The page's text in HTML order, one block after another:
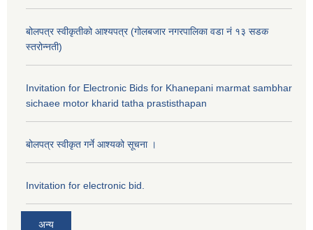
बोलपत्र स्वीकृतीको आश्यपत्र (गोलबजार नगरपालिका वडा नं १३ सडक
स्तरोन्नती)
Invitation for Electronic Bids for Khanepani marmat sambhar
sichaee motor kharid tatha prastisthapan
बोलपत्र स्वीकृत गर्ने आश्यको सूचना ।
Invitation for electronic bid.
अन्य